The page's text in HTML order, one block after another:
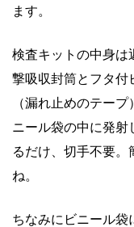
ます。
検査キットの中身は
撃吸収封筒とフタ付
（漏れ止めのテー
ニール袋の中に発射
るだけ、切手不要。
ね。
ちなみにビニール袋